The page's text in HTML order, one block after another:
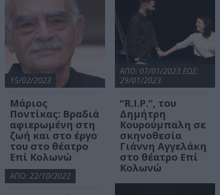
15/02/2023
Μάριος
Ποντίκας: Βραδιά
αφιερωμένη στη
ζωή και στο έργο
του στο θέατρο
Επί Κολωνώ
ΑΠΟ: 07/01/2023 ΕΩΣ:
29/01/2023
“R.I.P.”, του
Δημήτρη
Κουρούμπαλη σε
σκηνοθεσία
Γιάννη Αγγελάκη
στο θέατρο Επί
Κολωνώ
ΑΠΟ: 22/10/2022